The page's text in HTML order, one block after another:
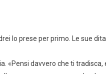
lo prese per primo. Le sue
«Pensi davvero che ti